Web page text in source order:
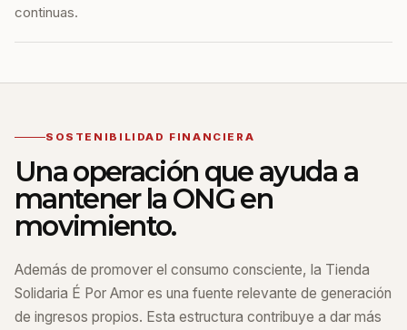
continuas.
SOSTENIBILIDAD FINANCIERA
Una operación que ayuda a
mantener la ONG en
movimiento.
Además de promover el consumo consciente, la Tienda
Solidaria É Por Amor es una fuente relevante de generación
de ingresos propios. Esta estructura contribuye a dar más